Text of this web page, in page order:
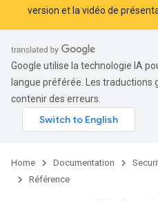
version et la vidéo de
Google utilise la technologie IA
langue préférée. Les traductions
contenir des erreurs.
Home Documentation
Référence